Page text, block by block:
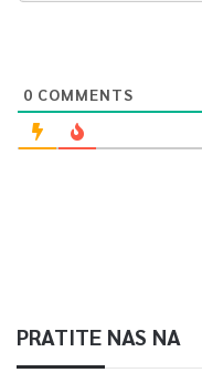
0 COMMENTS
PRATITE NAS NA